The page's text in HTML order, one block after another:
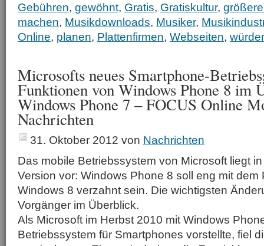
Gebühren, gewöhnt, Gratis, Gratiskultur,
machen, Musikdownloads, Musiker,
Online, planen, Plattenfirmen, Webseiten,
Microsofts neues Smartphone-
Funktionen von Windows Phone 8 im
Windows Phone 7 – FOCUS Online
Nachrichten
31. Oktober 2012 von Nachrichten
Das mobile Betriebssystem von Microsoft liegt
Version vor: Windows Phone 8 soll eng mit dem
Windows 8 verzahnt sein. Die wichtigsten
Vorgänger im Überblick.
Als Microsoft im Herbst 2010 mit Windows
Betriebssystem für Smartphones vorstellte, fiel